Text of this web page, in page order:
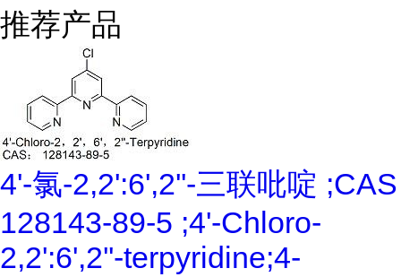
推荐产品
4'-氯-2,2':6',2''-三联吡啶 ;CAS
128143-89-5 ;4'-Chloro-
2,2':6',2''-terpyridine;4-